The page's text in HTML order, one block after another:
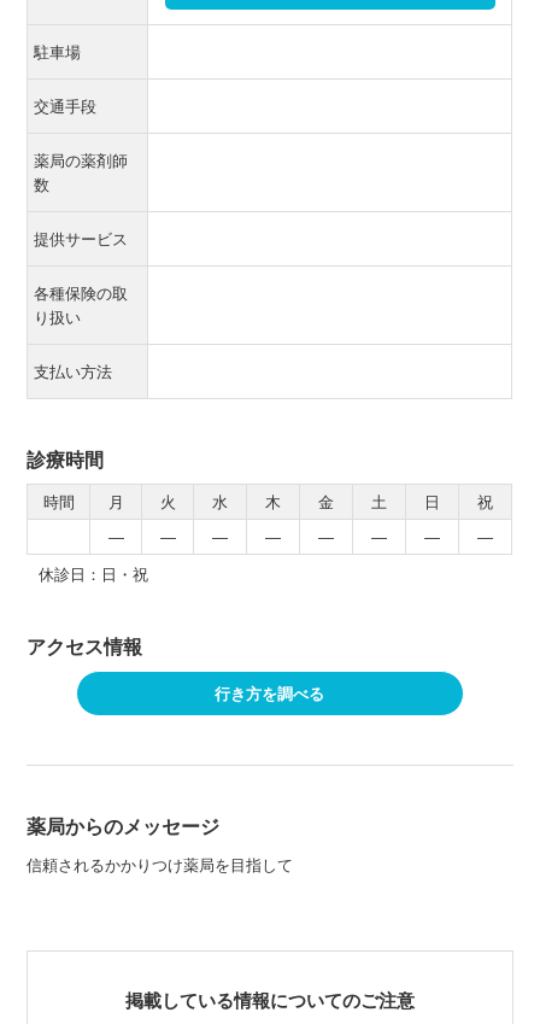
駐車場
交通手段
薬局の薬剤師
数
提供サービス
各種保険の取
り扱い
支払い方法
診療時間
時間 月 火 水 木 金 土 日
祝
―
― ― ― ― ― ―
―
休診日：日・祝
アクセス情報
行き方を調べる
薬局からのメッセージ
信頼されるかかりつけ薬局を目指して
掲載している情報についてのご注意